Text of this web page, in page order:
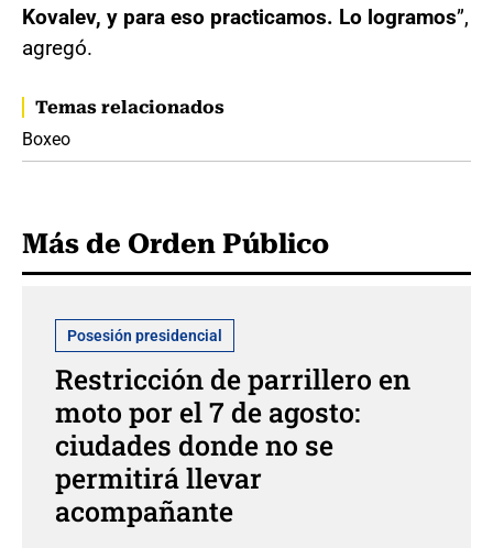
Kovalev, y para eso practicamos. Lo logramos”,
agregó.
Temas relacionados
Boxeo
Más de Orden Público
Posesión presidencial
Restricción de parrillero en
moto por el 7 de agosto:
ciudades donde no se
permitirá llevar
acompañante